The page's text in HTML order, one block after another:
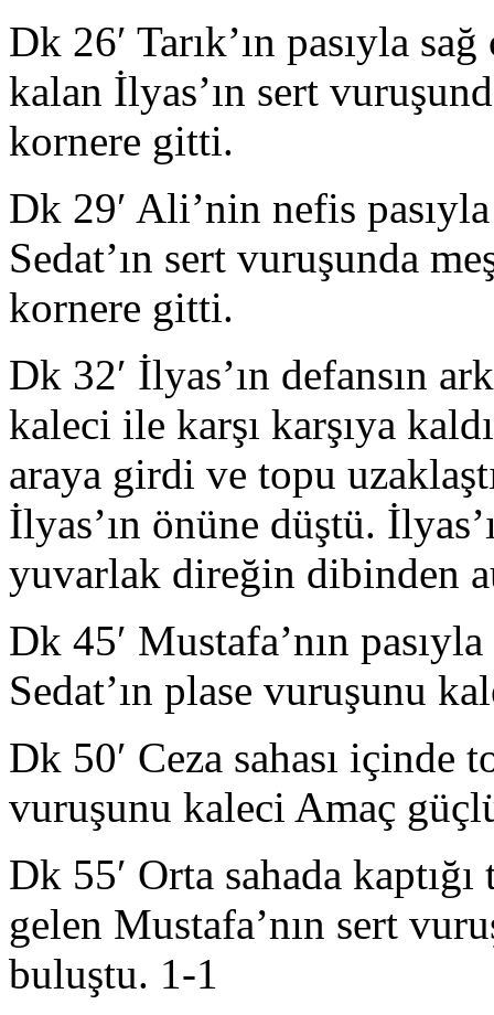
Dk 26′ Tarık’ın pasıyla
kalan İlyas’ın sert
kornere gitti.
Dk 29′ Ali’nin nefis
Sedat’ın sert vuruşunda
kornere gitti.
Dk 32′ İlyas’ın defansın
kaleci ile karşı karşıya
araya girdi ve topu
İlyas’ın önüne düştü.
yuvarlak direğin dibinden
Dk 45′ Mustafa’nın
Sedat’ın plase vuruşunu
Dk 50′ Ceza sahası içinde
vuruşunu kaleci Amaç
Dk 55′ Orta sahada
gelen Mustafa’nın sert
buluştu. 1-1